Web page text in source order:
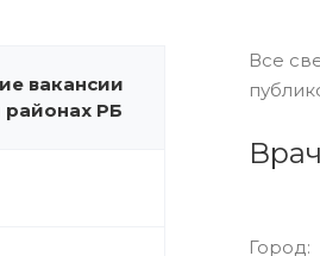
вакансии
районах РБ
Все